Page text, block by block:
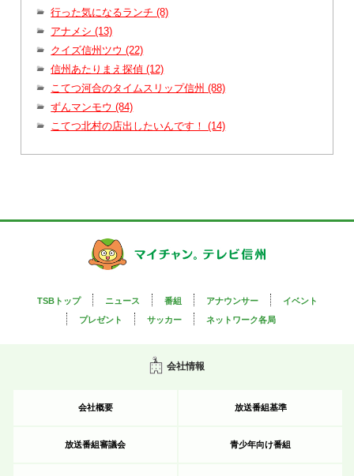
行った気になるランチ (8)
アナメシ (13)
クイズ信州ツウ (22)
信州あたりまえ探偵 (12)
こてつ河合のタイムスリップ信州 (88)
ずんマンモウ (84)
こてつ北村の店出したいんです！ (14)
TSBトップ ニュース 番組 アナウンサー
イベント
プレゼント
サッカー ネットワーク各局
会社情報
会社概要 放送番組基準
放送番組審議会 青少年向け番組